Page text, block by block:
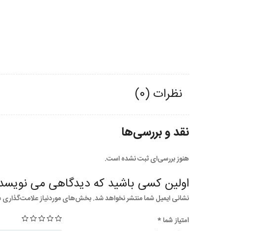
نظرات (0)
نقد و بررسی‌ها
هنوز بررسی‌ای ثبت نشده است.
اولین کسی باشید که دیدگاهی می نویسد
نشانی ایمیل شما منتشر نخواهد شد.بخش‌های موردنیاز علامت‌گذاری
امتیاز شما*